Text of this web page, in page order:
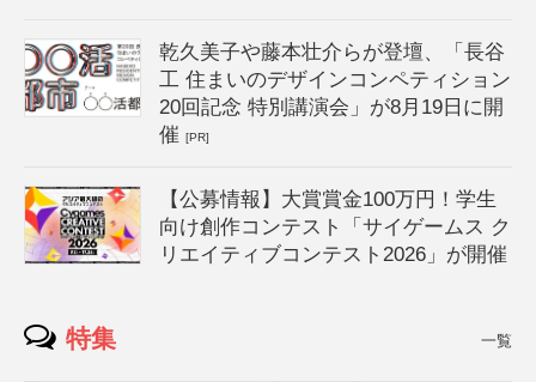
乾久美子や藤本壮介らが登壇、「長谷
工 住まいのデザインコンペティション
20回記念 特別講演会」が8月19日に開
催[PR]
【公募情報】大賞賞金100万円！学生
向け創作コンテスト「サイゲームス ク
リエイティブコンテスト2026」が開催
特集 一覧